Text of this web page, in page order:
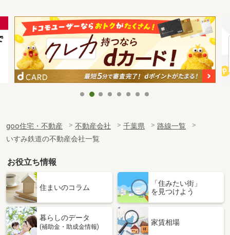
goo住宅・不動産 不動産会社 千葉県
路線一覧
いすみ鉄道の不動産会社一覧
お役立ち情報
住まいのコラム
「住みたい街」
を見つけよう
暮らしのデータ
(補助金・助成金情報)
家賃相場